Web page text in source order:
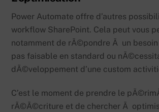
Power Automate offre d’autres
workflow SharePoint. Cela peut vous
notamment de rÃ©pondre Ã un besoin
pas faisable en standard ou
dÃ©veloppement d’une custom
C’est le moment de prendre le
rÃ©Ã©criture et de chercher Ã